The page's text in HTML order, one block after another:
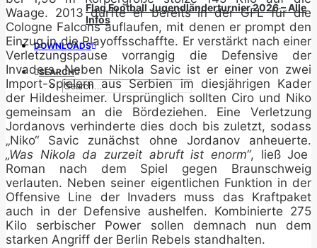
Flag Football Jugendländerturnier 2026 – Alle
Infos
DOWNLOADS
SEARCH
Waage. 2013 durfte er bereits in der GFL für die
Cologne Falcons auflaufen, mit denen er prompt den
Einzug in die Playoffsschaffte. Er verstärkt nach einer
Verletzungspause vorrangig die Defensive der
Invaders. Neben Nikola Savic ist er einer von zwei
Import-Spielern aus Serbien im diesjährigen Kader
der Hildesheimer. Ursprünglich sollten Ciro und Niko
gemeinsam an die Bördeziehen. Eine Verletzung
Jordanovs verhinderte dies doch bis zuletzt, sodass
„Niko“ Savic zunächst ohne Jordanov anheuerte.
„Was Nikola da zurzeit abruft ist enorm“, ließ Joe
Roman nach dem Spiel gegen Braunschweig
verlauten. Neben seiner eigentlichen Funktion in der
Offensive Line der Invaders muss das Kraftpaket
auch in der Defensive aushelfen. Kombinierte 275
Kilo serbischer Power sollen demnach nun dem
starken Angriff der Berlin Rebels standhalten.